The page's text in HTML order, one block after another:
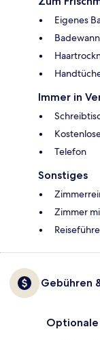
Eigenes
Immer in
Telefon
Sonstiges
Zimmer
Gebühren
Optionale